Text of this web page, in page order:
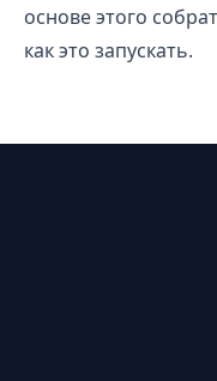
основе этого
как это запускать.